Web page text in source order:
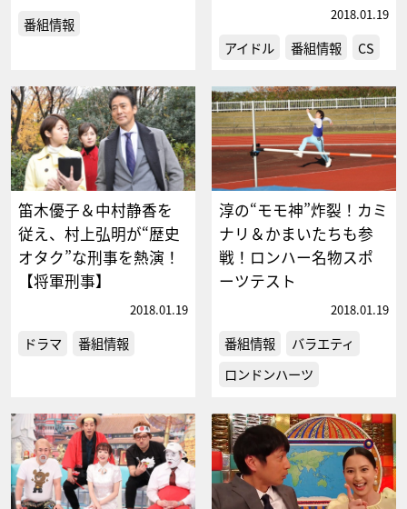
番組情報
2018.01.19
アイドル 番組情報 CS
笛木優子＆中村静香を
従え、村上弘明が“歴史
オタク”な刑事を熱演！
【将軍刑事】
2018.01.19
ドラマ 番組情報
淳の“モモ神”炸裂！カミ
ナリ＆かまいたちも参
戦！ロンハー名物スポ
ーツテスト
2018.01.19
番組情報
バラエティ
ロンドンハーツ